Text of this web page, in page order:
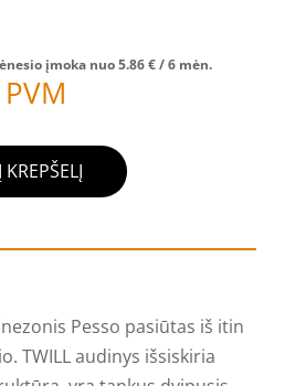
įmoka nuo5.86€/ 6 mėn.
Į KREPŠELĮ
Pesso pasiūtas iš itin
TWILL audinys išsiskiria